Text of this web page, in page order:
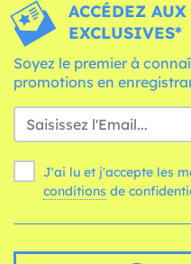
ACCÉDEZ
EXCLUSIVES*
Soyez le premier à
promotions en
J'ai lu et j'accepte les
conditions de